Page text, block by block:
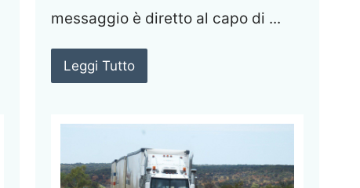
messaggio è diretto al capo di ...
Leggi Tutto